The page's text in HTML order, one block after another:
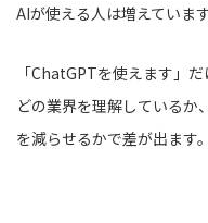
AIが使える人は増えています
「ChatGPTを使えます」
どの業界を理解しているか
を減らせるかで差が出ます。